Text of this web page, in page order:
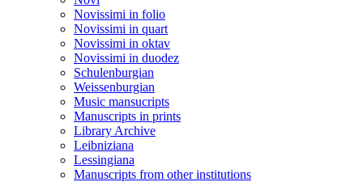
Novissimi in folio
Novissimi in quart
Novissimi in oktav
Novissimi in duodez
Schulenburgian
Weissenburgian
Music mansucripts
Manuscripts in prints
Library Archive
Leibniziana
Lessingiana
Manuscripts from other institutions